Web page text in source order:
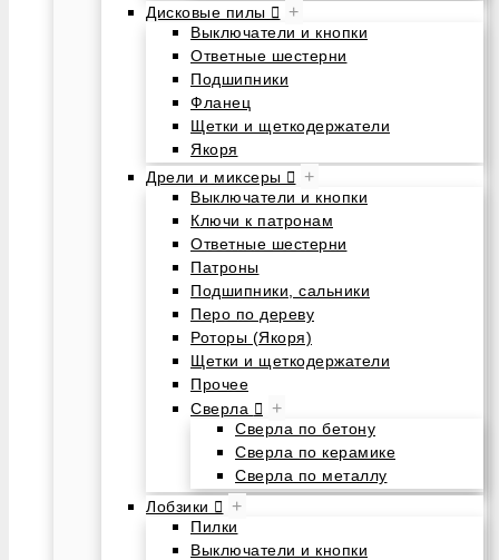
Дисковые пилы
+
Выключатели и кнопки
Ответные шестерни
Подшипники
Фланец
Щетки и щеткодержатели
Якоря
Дрели и миксеры
+
Выключатели и кнопки
Ключи к патронам
Ответные шестерни
Патроны
Подшипники, сальники
Перо по дереву
Роторы (Якоря)
Щетки и щеткодержатели
Прочее
Сверла
+
Сверла по бетону
Сверла по керамике
Сверла по металлу
Лобзики
+
Пилки
Выключатели и кнопки